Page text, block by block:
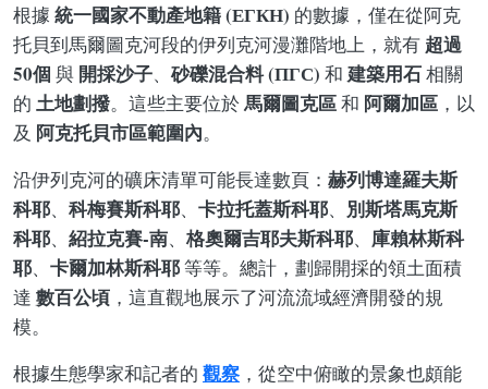
根據 統一國家不動產地籍 (ЕГКН) 的數據，僅在從阿克
托貝到馬爾圖克河段的伊列克河漫灘階地上，就有超過
50個 與 開採沙子、 砂礫混合料 (ПГС) 和 建築用石相關
的 土地劃撥。這些主要位於馬爾圖克區和 阿爾加區 ，以
及 阿克托貝市區範圍內。
沿伊列克河的礦床清單可能長達數頁： 赫列博達羅夫斯
科耶、 科梅賽斯科耶、 卡拉托蓋斯科耶、 別斯塔馬克斯
科耶、 紹拉克賽-南、 格奧爾吉耶夫斯科耶、 庫賴林斯科
耶、 卡爾加林斯科耶等等。總計，劃歸開採的領土面積
達 數百公頃 ，這直觀地展示了河流流域經濟開發的規
模。
根據生態學家和記者的 觀察 ，從空中俯瞰的景象也頗能